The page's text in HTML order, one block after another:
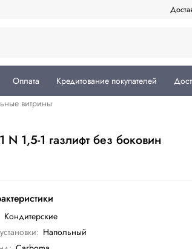
Оплата Кредитование покупателей
витрины
1,5-1 газлифт без боковин
Кондитерские
Напольный